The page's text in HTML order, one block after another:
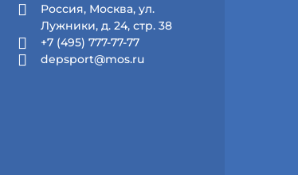
Россия, Москва, ул.
Лужники, д. 24, стр. 38
+7 (495) 777-77-77
depsport@mos.ru